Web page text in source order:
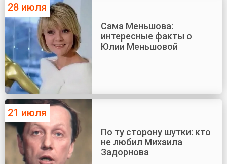
28 июля
Сама Меньшова:
интересные факты о
Юлии Меньшовой
21 июля
По ту сторону шутки: кто
не любил Михаила
Задорнова